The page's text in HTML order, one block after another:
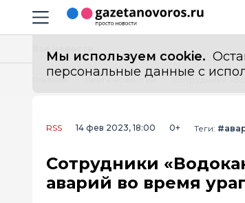
Навигация сайта
Мы используем cookie.
персональные данные с
Главная Лента новостей Сотрудники «Водоканала» Новороссийска устранили более 90 аварий во
RSS 14 фев 2023, 18:00 0+ Теги:
Сотрудники
аварий во время